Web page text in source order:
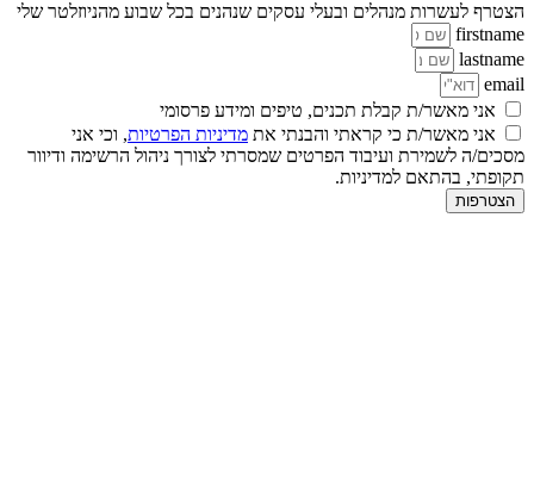
הצטרף לעשרות מנהלים ובעלי עסקים שנהנים בכל שבוע מהניוזלטר שלי
firstname
lastname
email
אני מאשר/ת קבלת תכנים, טיפים ומידע פרסומי
אני מאשר/ת כי קראתי והבנתי את מדיניות הפרטיות, וכי אני
מסכים/ה לשמירת ועיבוד הפרטים שמסרתי לצורך ניהול הרשימה ודיוור
תקופתי, בהתאם למדיניות.
הצטרפות